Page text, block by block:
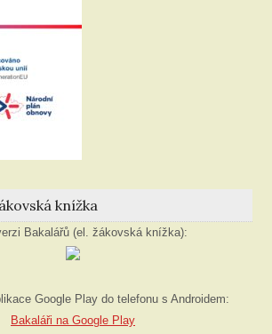
knížka
Bakalářů (el. žákovská knížka):
Google Play do telefonu s Androidem:
Bakaláři na Google Play